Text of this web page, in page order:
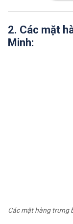
2. Các mặt
Minh:
Các mặt hàng trưng